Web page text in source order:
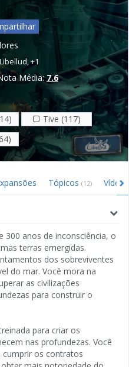
Libellud,+1
Média:7.6
Tive (117)
Tópicos (12)
300 anos de inconsciência, o
terras emergidas.
dos sobreviventes
do mar. Você mora na
as civilizações
para construir o
para criar os
nas profundezas. Você
cumprir os contratos